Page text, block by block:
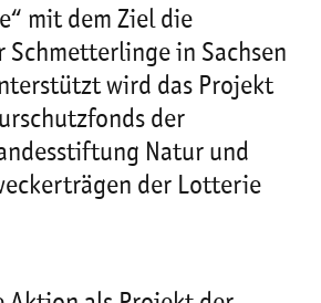
mit dem Ziel die
Schmetterlinge in Sachsen
wird das Projekt
der
Natur und
der Lotterie